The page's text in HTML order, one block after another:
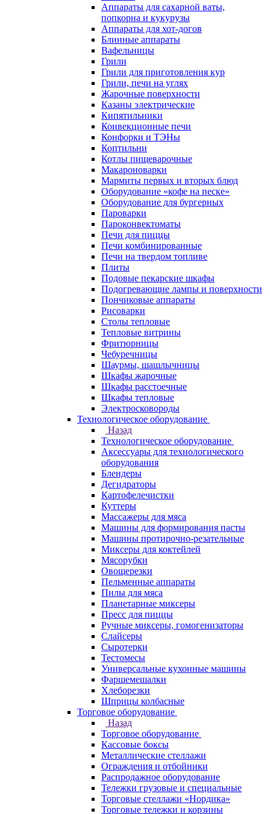
Аппараты для сахарной ваты,
попкорна и кукурузы
Аппараты для хот-догов
Блинные аппараты
Вафельницы
Грили
Грили для приготовления кур
Грили, печи на углях
Жарочные поверхности
Казаны электрические
Кипятильники
Конвекционные печи
Конфорки и ТЭНы
Коптильни
Котлы пищеварочные
Макароноварки
Мармиты первых и вторых блюд
Оборудование «кофе на песке»
Оборудование для бургерных
Пароварки
Пароконвектоматы
Печи для пиццы
Печи комбинированные
Печи на твердом топливе
Плиты
Подовые пекарские шкафы
Подогревающие лампы и поверхности
Пончиковые аппараты
Рисоварки
Столы тепловые
Тепловые витрины
Фритюрницы
Чебуречницы
Шаурмы, шашлычницы
Шкафы жарочные
Шкафы расстоечные
Шкафы тепловые
Электросковороды
Технологическое оборудование
Назад
Технологическое оборудование
Аксессуары для технологического
оборудования
Блендеры
Дегидраторы
Картофелечистки
Куттеры
Массажеры для мяса
Машины для формирования пасты
Машины протирочно-резательные
Миксеры для коктейлей
Мясорубки
Овощерезки
Пельменные аппараты
Пилы для мяса
Планетарные миксеры
Пресс для пиццы
Ручные миксеры, гомогенизаторы
Слайсеры
Сыротерки
Тестомесы
Универсальные кухонные машины
Фаршемешалки
Хлеборезки
Шприцы колбасные
Торговое оборудование
Назад
Торговое оборудование
Кассовые боксы
Металлические стеллажи
Ограждения и отбойники
Распродажное оборудование
Тележки грузовые и специальные
Торговые стеллажи «Нордика»
Торговые тележки и корзины